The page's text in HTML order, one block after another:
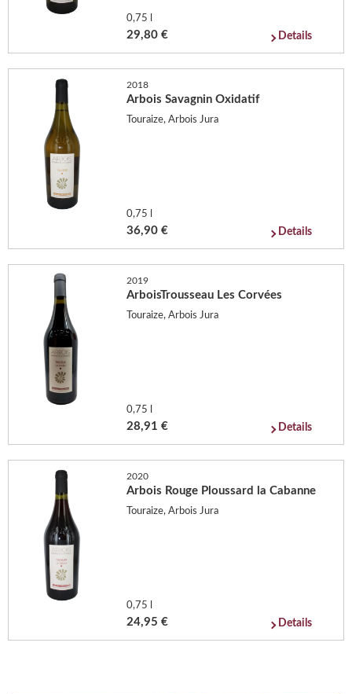
0,75 l
29,80 € Details
2018
Arbois Savagnin Oxidatif
Touraize, Arbois Jura
0,75 l
36,90 € Details
2019
ArboisTrousseau Les Corvées
Touraize, Arbois Jura
0,75 l
28,91 € Details
2020
Arbois Rouge Ploussard la Cabanne
Touraize, Arbois Jura
0,75 l
24,95 € Details